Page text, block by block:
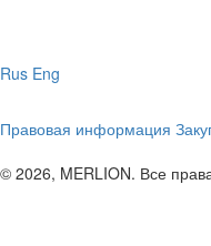
Rus Eng
Правовая информация
© 2026, MERLION. Все